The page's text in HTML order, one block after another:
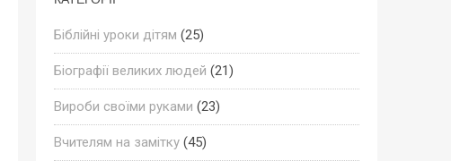
Біблійні уроки дітям (25)
Біографії великих людей (21)
Вироби своїми руками (23)
Вчителям на замітку(45)